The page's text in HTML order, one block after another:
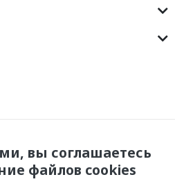
вы соглашаетесь
файлов cookies